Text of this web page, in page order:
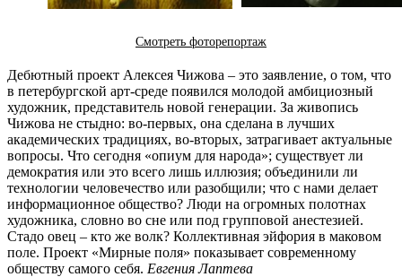
Смотреть фоторепортаж
Дебютный проект Алексея Чижова – это заявление, о том, что
в петербургской арт-среде появился молодой амбициозный
художник, представитель новой генерации. За живопись
Чижова не стыдно: во-первых, она сделана в лучших
академических традициях, во-вторых, затрагивает актуальные
вопросы. Что сегодня «опиум для народа»; существует ли
демократия или это всего лишь иллюзия; объединили ли
технологии человечество или разобщили; что с нами делает
информационное общество? Люди на огромных полотнах
художника, словно во сне или под групповой анестезией.
Стадо овец – кто же волк? Коллективная эйфория в маковом
поле. Проект «Мирные поля» показывает современному
обществу самого себя. Евгения Лаптева